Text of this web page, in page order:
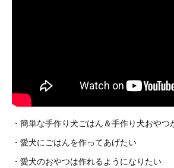
・簡単な手作り犬ごはん＆手作り犬おやつ
・愛犬にごはんを作ってあげたい
・愛犬のおやつは作れるようになりたい